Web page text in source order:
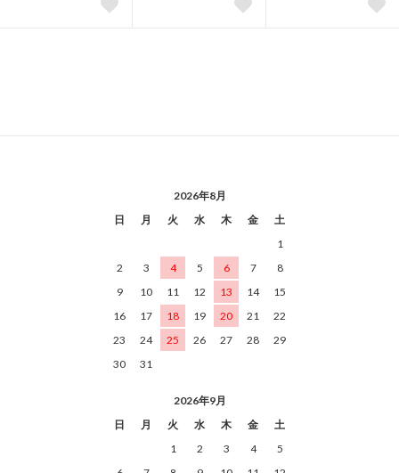
2026年8月
日
月 火 水 木 金
土
1
2
3 4 5 6 7
8
9
10 11 12 13 14
15
16
17 18 19 20 21
22
23
24 25 26 27 28
29
30
31
2026年9月
日
月 火 水 木 金
土
1
2 3 4
5